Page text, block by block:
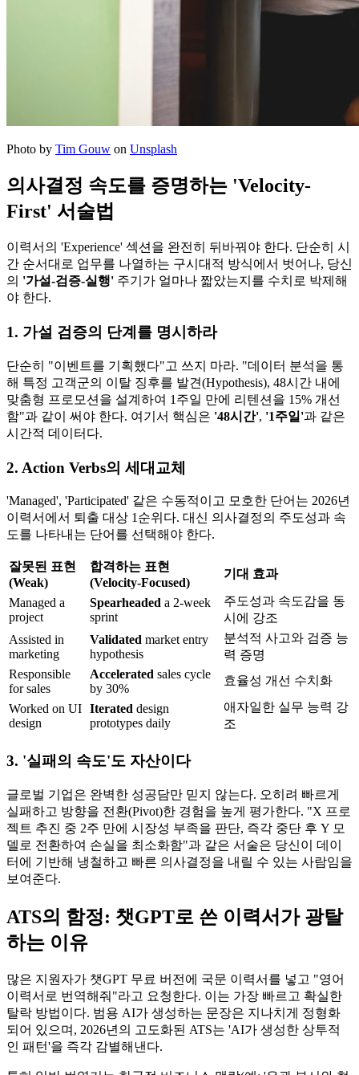
Photo by Tim Gouw on Unsplash
의사결정 속도를 증명하는 'Velocity-
First' 서술법
이력서의 'Experience' 섹션을 완전히 뒤바꿔야 한다. 단순히 시
간 순서대로 업무를 나열하는 구시대적 방식에서 벗어나, 당신
의 '가설-검증-실행' 주기가 얼마나 짧았는지를 수치로 박제해
야 한다.
1. 가설 검증의 단계를 명시하라
단순히 "이벤트를 기획했다"고 쓰지 마라. "데이터 분석을 통
해 특정 고객군의 이탈 징후를 발견(Hypothesis), 48시간 내에
맞춤형 프로모션을 설계하여 1주일 만에 리텐션을 15% 개선
함"과 같이 써야 한다. 여기서 핵심은 '48시간', '1주일'​과 같은
시간적 데이터다.
2. Action Verbs의 세대교체
'Managed', 'Participated' 같은 수동적이고 모호한 단어는 2026년
이력서에서 퇴출 대상 1순위다. 대신 의사결정의 주도성과 속
도를 나타내는 단어를 선택해야 한다.
잘못된 표현
(Weak)
합격하는 표현
(Velocity-Focused)
기대 효과
Managed a
project
Spearheaded a 2-week
sprint
주도성과 속도감을 동
시에 강조
Assisted in
marketing
Validated market entry
hypothesis
분석적 사고와 검증 능
력 증명
Responsible
for sales
Accelerated sales cycle
by 30%
효율성 개선 수치화
Worked on UI
design
Iterated design
prototypes daily
애자일한 실무 능력 강
조
3. '실패의 속도'도 자산이다
글로벌 기업은 완벽한 성공담만 믿지 않는다. 오히려 빠르게
실패하고 방향을 전환(Pivot)한 경험을 높게 평가한다. "X 프로
젝트 추진 중 2주 만에 시장성 부족을 판단, 즉각 중단 후 Y 모
델로 전환하여 손실을 최소화함"과 같은 서술은 당신이 데이
터에 기반해 냉철하고 빠른 의사결정을 내릴 수 있는 사람임을
보여준다.
ATS의 함정: 챗GPT로 쓴 이력서가 광탈
하는 이유
많은 지원자가 챗GPT 무료 버전에 국문 이력서를 넣고 "영어
이력서로 번역해줘"라고 요청한다. 이는 가장 빠르고 확실한
탈락 방법이다. 범용 AI가 생성하는 문장은 지나치게 정형화
되어 있으며, 2026년의 고도화된 ATS는 'AI가 생성한 상투적
인 패턴'을 즉각 감별해낸다.